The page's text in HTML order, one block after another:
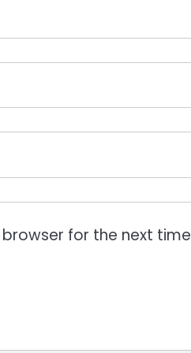
for the next